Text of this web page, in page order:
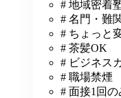
# 地域密着
# 名門・難
# ちょっと
# 茶髪OK
# ビジネス
# 職場禁煙
# 面接1回の